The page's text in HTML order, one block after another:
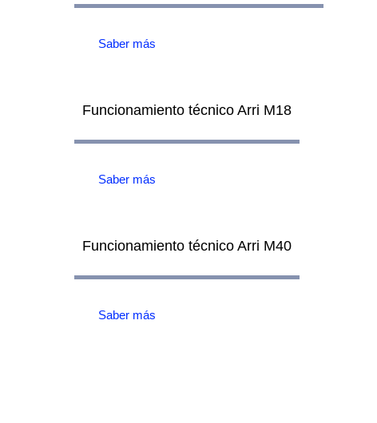
Saber más
Funcionamiento técnico Arri M18
Saber más
Funcionamiento técnico Arri M40
Saber más